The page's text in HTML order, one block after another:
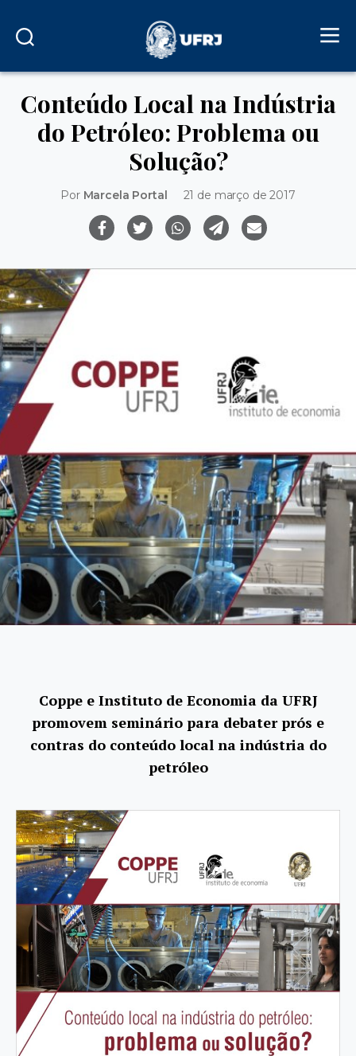
Conteúdo Local na Indústria
do Petróleo: Problema ou
Solução?
Por Marcela Portal 21 de março de 2017
Coppe e Instituto de Economia da UFRJ
promovem seminário para debater prós e
contras do conteúdo local na indústria do
petróleo